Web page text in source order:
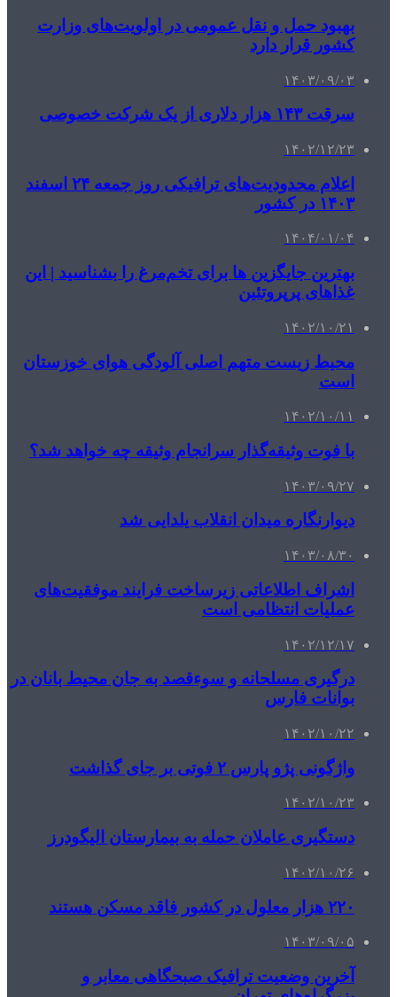
بهبود حمل و نقل عمومی در اولویت‌های وزارت
کشور قرار دارد
۱۴۰۳/۰۹/۰۳
سرقت ۱۴۳ هزار دلاری از یک شرکت خصوصی
۱۴۰۲/۱۲/۲۳
اعلام محدودیت‌های ترافیکی روز جمعه ۲۴ اسفند
۱۴۰۳ در کشور
۱۴۰۴/۰۱/۰۴
بهترین جایگزین ها برای تخم‌مرغ را بشناسید | این
غذاهای پرپروتئین
۱۴۰۲/۱۰/۲۱
محیط زیست متهم اصلی آلودگی هوای خوزستان
است
۱۴۰۲/۱۰/۱۱
با فوت وثیقه‌گذار سرانجام وثیقه چه خواهد شد؟
۱۴۰۳/۰۹/۲۷
دیوارنگاره میدان انقلاب یلدایی شد
۱۴۰۳/۰۸/۳۰
اشراف اطلاعاتی زیرساخت فرایند موفقیت‌های
عملیات انتظامی است
۱۴۰۲/۱۲/۱۷
درگیری مسلحانه و سوءقصد به جان محیط بانان در
بوانات فارس
۱۴۰۲/۱۰/۲۲
واژگونی پژو پارس ۲ فوتی بر جای گذاشت
۱۴۰۲/۱۰/۲۳
دستگیری عاملان حمله‌ به بیمارستان الیگودرز
۱۴۰۲/۱۰/۲۶
۲۲۰ هزار معلول در کشور فاقد مسکن هستند
۱۴۰۳/۰۹/۰۵
آخرین وضعیت ترافیک صبحگاهی معابر و